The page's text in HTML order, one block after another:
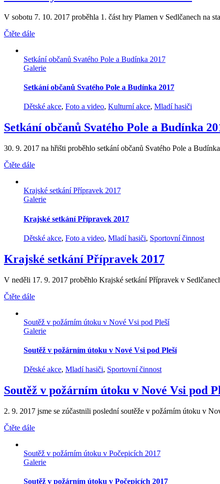
V sobotu 7. 10. 2017 proběhla 1. část hry Plamen v Sedlčanech na
Čtěte dále
Setkání občanů Svatého Pole a Budínka 2017
Galerie
Setkání občanů Svatého Pole a Budínka 2017
Dětské akce, Foto a video, Kulturní akce, Mladí hasiči
Setkání občanů Svatého Pole a Budínka
30. 9. 2017 na hřišti proběhlo setkání občanů Svatého Pole a
Čtěte dále
Krajské setkání Přípravek 2017
Galerie
Krajské setkání Přípravek 2017
Dětské akce, Foto a video, Mladí hasiči, Sportovní činnost
Krajské setkání Přípravek 2017
V neděli 17. 9. 2017 proběhlo Krajské setkání Přípravek v
Čtěte dále
Soutěž v požárním útoku v Nové Vsi pod Pleší
Galerie
Soutěž v požárním útoku v Nové Vsi pod Pleší
Dětské akce, Mladí hasiči, Sportovní činnost
Soutěž v požárním útoku v Nové Vsi pod
2. 9. 2017 jsme se zúčastnili poslední soutěže v požárním útoku v
Čtěte dále
Soutěž v požárním útoku v Počepicích 2017
Galerie
Soutěž v požárním útoku v Počepicích 2017